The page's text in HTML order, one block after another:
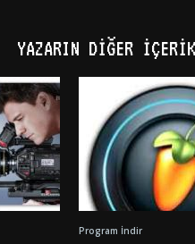
YAZARIN DIĞER
Program İndir